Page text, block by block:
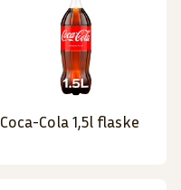
Coca-Cola 1,5l flaske